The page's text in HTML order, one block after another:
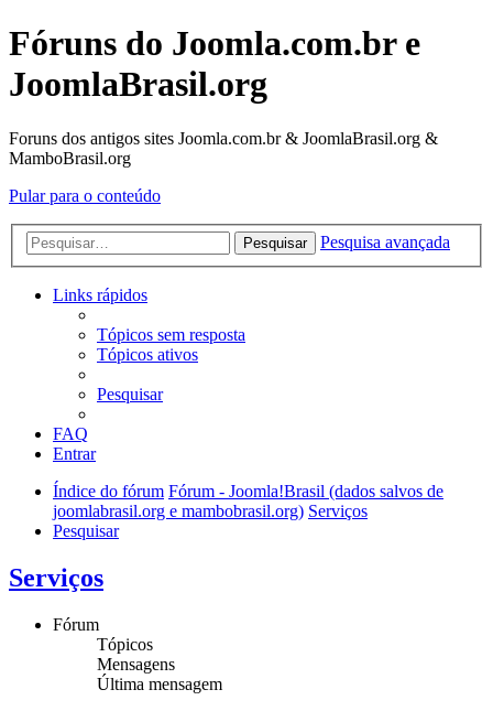
Fóruns do Joomla.com.br e
JoomlaBrasil.org
Foruns dos antigos sites Joomla.com.br & JoomlaBrasil.org &
MamboBrasil.org
Pular para o conteúdo
Pesquisar Pesquisa avançada
Links rápidos
Tópicos sem resposta
Tópicos ativos
Pesquisar
FAQ
Entrar
Índice do fórum Fórum - Joomla!Brasil (dados salvos de
joomlabrasil.org e mambobrasil.org) Serviços
Pesquisar
Serviços
Fórum
Tópicos
Mensagens
Última mensagem